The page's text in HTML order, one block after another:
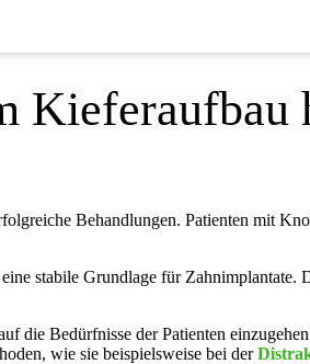
Kieferaufbau
Behandlungen. Patienten mit
stabile Grundlage für
die Bedürfnisse der Patienten
wie sie beispielsweise bei der